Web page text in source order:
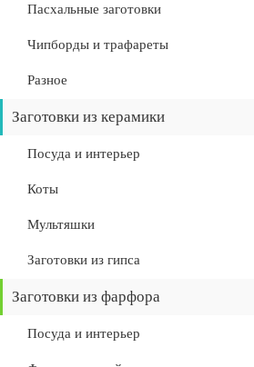
Пасхальные заготовки
Чипборды и трафареты
Разное
Заготовки из керамики
Посуда и интерьер
Коты
Мультяшки
Заготовки из гипса
Заготовки из фарфора
Посуда и интерьер